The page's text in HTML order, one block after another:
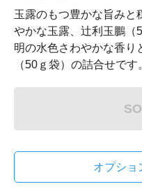
玉露のもつ豊かな旨みと
やかな玉露、辻利玉鵬（
明の水色さわやかな香り
（50ｇ袋）の詰合せです
オプショ